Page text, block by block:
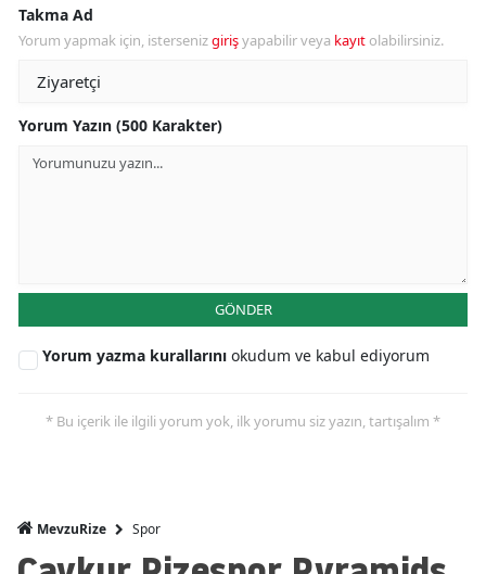
Takma Ad
Yorum yapmak için, istersenizgirişyapabilir veya kayıt olabilirsiniz.
Yorum Yazın (500 Karakter)
GÖNDER
Yorum yazma kurallarını okudum ve kabul ediyorum
* Bu içerik ile ilgili yorum yok, ilk yorumu siz yazın, tartışalım *
MevzuRize Spor